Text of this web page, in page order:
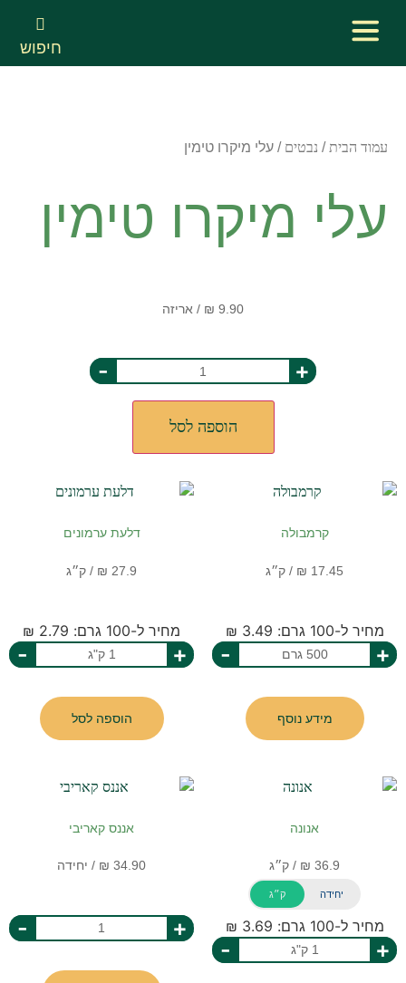
חיפוש
עמוד הבית / נבטים / עלי מיקרו טימין
עלי מיקרו טימין
+
-
הוספה לסל
קרמבולה
מחיר ל-100 גרם: 3.49 ₪
+
-
מידע נוסף
דלעת ערמונים
מחיר ל-100 גרם: 2.79 ₪
+
-
הוספה לסל
אנונה
ק״ג יחידה
מחיר ל-100 גרם: 3.69 ₪
+
-
אננס קאריבי
+
-